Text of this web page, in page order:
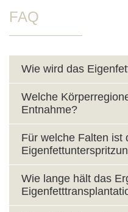
FAQ
Wie wird das
Welche
Entnahme?
Für welche Falten ist
Wie lange hält das